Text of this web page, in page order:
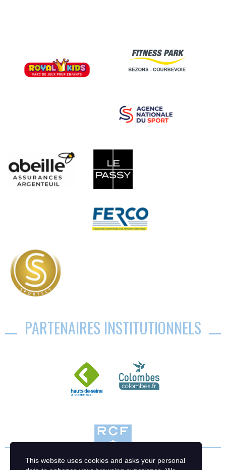
PARTENAIRES INSTITUTIONNELS
This website uses cookies and asks your personal